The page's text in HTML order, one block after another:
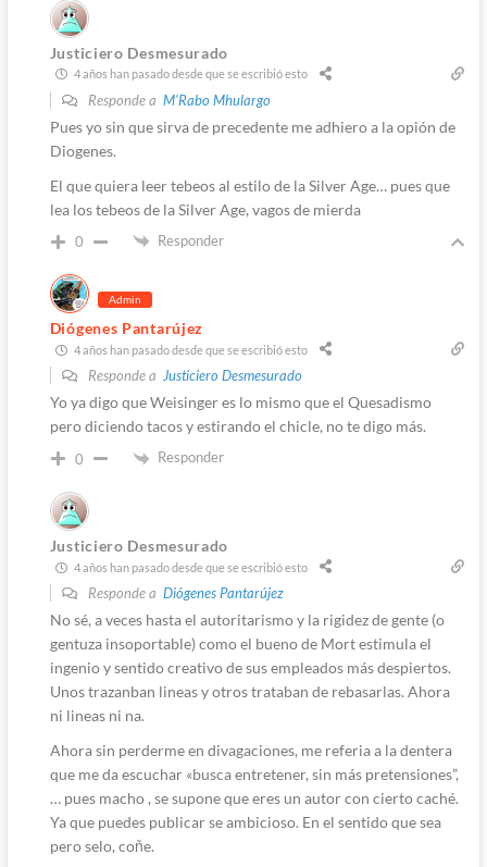
Justiciero Desmesurado
4 años han pasado desde que se escribió esto
Responde a M'Rabo Mhulargo
Pues yo sin que sirva de precedente me adhiero a la opión de
Diogenes.
El que quiera leer tebeos al estilo de la Silver Age… pues que
lea los tebeos de la Silver Age, vagos de mierda
0 Responder
Admin
Diógenes Pantarújez
4 años han pasado desde que se escribió esto
Responde a Justiciero Desmesurado
Yo ya digo que Weisinger es lo mismo que el Quesadismo
pero diciendo tacos y estirando el chicle, no te digo más.
0 Responder
Justiciero Desmesurado
4 años han pasado desde que se escribió esto
Responde a Diógenes Pantarújez
No sé, a veces hasta el autoritarismo y la rigidez de gente (o
gentuza insoportable) como el bueno de Mort estimula el
ingenio y sentido creativo de sus empleados más despiertos.
Unos trazanban lineas y otros trataban de rebasarlas. Ahora
ni lineas ni na.
Ahora sin perderme en divagaciones, me referia a la dentera
que me da escuchar «busca entretener, sin más pretensiones”,
… pues macho , se supone que eres un autor con cierto caché.
Ya que puedes publicar se ambicioso. En el sentido que sea
pero selo, coňe.